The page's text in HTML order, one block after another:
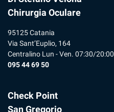
Chirurgia Oculare
95125 Catania
Via Sant’Euplio, 164
Centralino Lun - Ven. 07:30/20:00
095 44 69 50
Check Point
San Gregorio